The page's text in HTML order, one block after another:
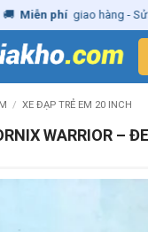
phí giao hàng - Sửa
/ XE ĐẠP TRẺ EM 20 INCH
WARRIOR –